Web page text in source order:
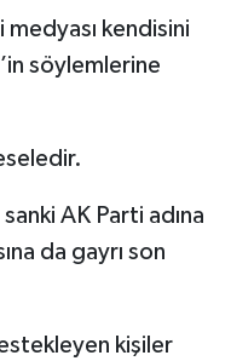
kendisini
söylemlerine
AK Parti adına
da gayrı son
kişiler